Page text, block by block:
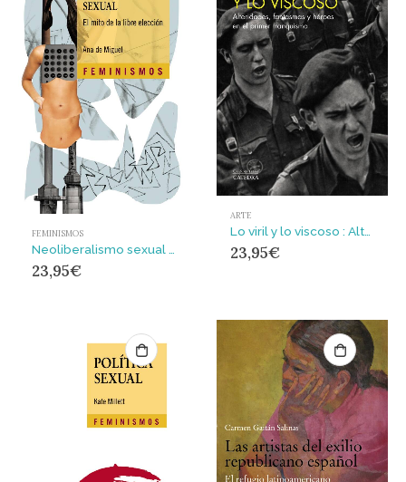
FEMINISMOS
Neoliberalismo sexual : El mito de la libre elección
23,95€
ARTE
23,95€